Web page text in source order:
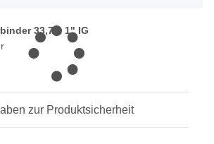
33,7 x 1" IG
zur Produktsicherheit